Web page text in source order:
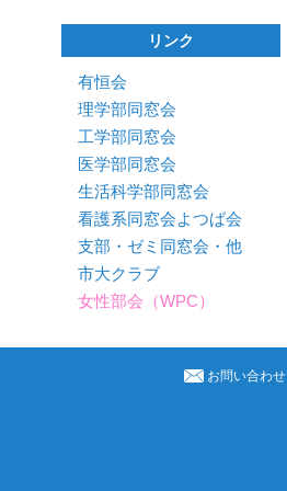
リンク
有恒会
理学部同窓会
工学部同窓会
医学部同窓会
生活科学部同窓会
看護系同窓会よつば会
支部・ゼミ同窓会・他
市大クラブ
女性部会（WPC）
お問い合わせ